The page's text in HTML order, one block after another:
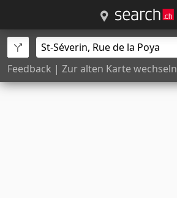
Feedback | Zur alten Karte wechseln